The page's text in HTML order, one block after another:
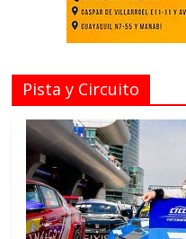
Pista y Circuito